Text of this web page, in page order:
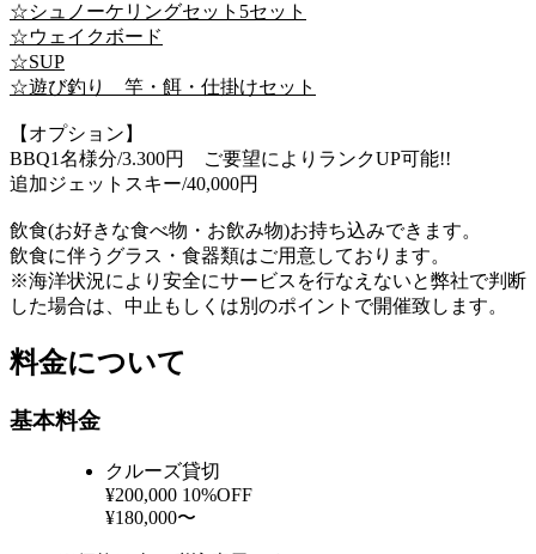
☆シュノーケリングセット5セット
☆ウェイクボード
☆SUP
☆遊び釣り 竿・餌・仕掛けセット
【オプション】
BBQ1名様分/3.300円 ご要望によりランクUP可能!!
追加ジェットスキー/40,000円
飲食(お好きな食べ物・お飲み物)お持ち込みできます。
飲食に伴うグラス・食器類はご用意しております。
※海洋状況により安全にサービスを行なえないと弊社で判断
した場合は、中止もしくは別のポイントで開催致します。
料金について
基本料金
クルーズ貸切
¥200,000 10%OFF
¥180,000〜